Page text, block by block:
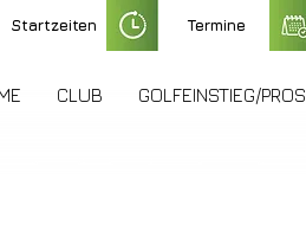
Startzeiten Termine
CLUB GOLFEINSTIEG/PROS